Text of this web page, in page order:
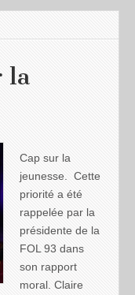
la
Cap sur la
jeunesse. Cette
priorité a été
rappelée par la
présidente de la
FOL 93 dans
son rapport
moral. Claire